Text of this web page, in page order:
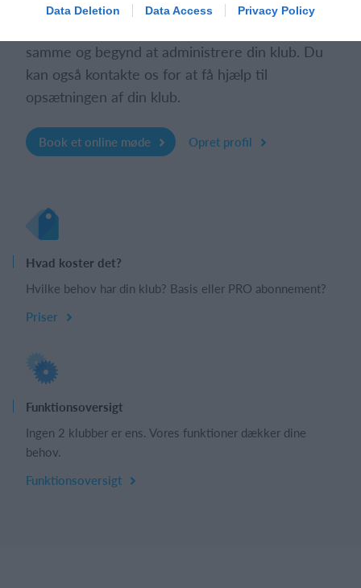
Data Deletion Data Access Privacy Policy
samme og begynd at administrere din klub. Du
kan også kontakte os for at få hjælp til
opsætningen af din klub.
Book et online møde Opret profil
Hvad koster det?
Hvilke behov har din klub? Basis eller PRO abonnement?
Priser
Funktionsoversigt
Ingen 2 klubber er ens. Vores funktioner dækker dine
behov.
Funktionsoversigt